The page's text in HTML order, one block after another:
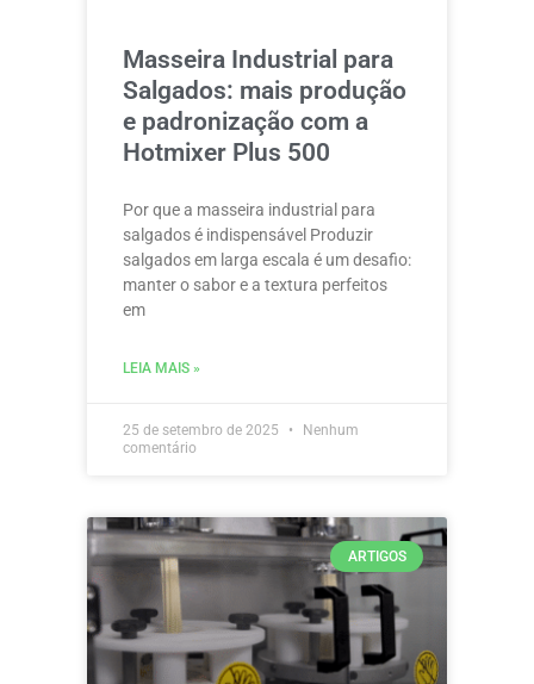
Masseira Industrial para
Salgados: mais produção
e padronização com a
Hotmixer Plus 500
Por que a masseira industrial para
salgados é indispensável Produzir
salgados em larga escala é um desafio:
manter o sabor e a textura perfeitos
em
LEIA MAIS »
25 de setembro de 2025
Nenhum
comentário
ARTIGOS